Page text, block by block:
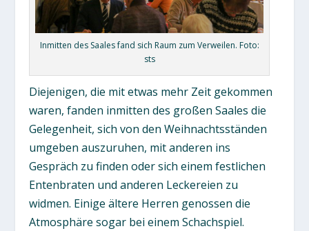
Inmitten des Saales fand sich Raum zum Verweilen. Foto:
sts
Diejenigen, die mit etwas mehr Zeit gekommen
waren, fanden inmitten des großen Saales die
Gelegenheit, sich von den Weihnachtsständen
umgeben auszuruhen, mit anderen ins
Gespräch zu finden oder sich einem festlichen
Entenbraten und anderen Leckereien zu
widmen. Einige ältere Herren genossen die
Atmosphäre sogar bei einem Schachspiel.